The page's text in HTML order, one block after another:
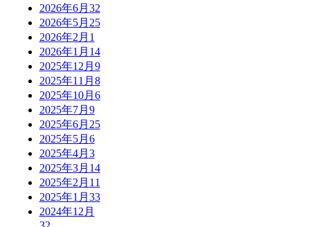
2026年6月 32
2026年5月 25
2026年2月 1
2026年1月 14
2025年12月 9
2025年11月 8
2025年10月 6
2025年7月 9
2025年6月 25
2025年5月 6
2025年4月 3
2025年3月 14
2025年2月 11
2025年1月 33
2024年12月